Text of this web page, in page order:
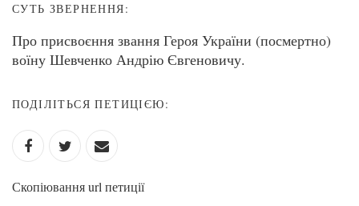
СУТЬ ЗВЕРНЕННЯ:
Про присвоєння звання Героя України (посмертно)
воїну Шевченко Андрію Євгеновичу.
ПОДІЛІТЬСЯ ПЕТИЦІЄЮ:
Скопіювання url петиції